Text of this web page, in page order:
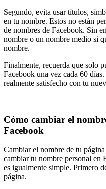
Segundo, evita usar títulos,
en tu nombre. Estos no están
de nombres de Facebook. Sin
nombre o un nombre medio si
nombre.
Finalmente, recuerda que solo
Facebook una vez cada 60
realmente satisfecho con tu
Cómo cambiar el
Facebook
Cambiar el nombre de tu
cambiar tu nombre personal en
es igualmente simple. Primero
página.